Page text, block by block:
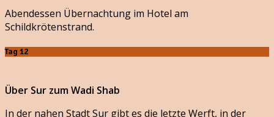
Abendessen Übernachtung im Hotel am
Schildkrötenstrand.
Tag 12
Über Sur zum Wadi Shab
In der nahen Stadt Sur gibt es die letzte Werft, in der